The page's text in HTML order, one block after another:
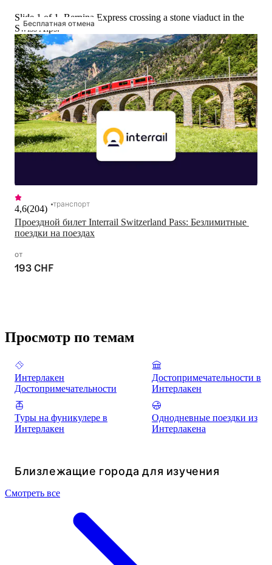
Бесплатная отмена
Slide 1 of 1, Bernina Express crossing a stone viaduct in the
Swiss Alps.
Проездной билет Interrail Switzerland Pass: Безлимитные
поездки на поездах
4,6(204) транспорт
от
193 CHF
Просмотр по темам
Интерлакен
Достопримечательности
Достопримечательности в
Интерлакен
Туры на фуникулере в
Интерлакен
Однодневные поездки из
Интерлакена
Близлежащие города для изучения
Смотреть все